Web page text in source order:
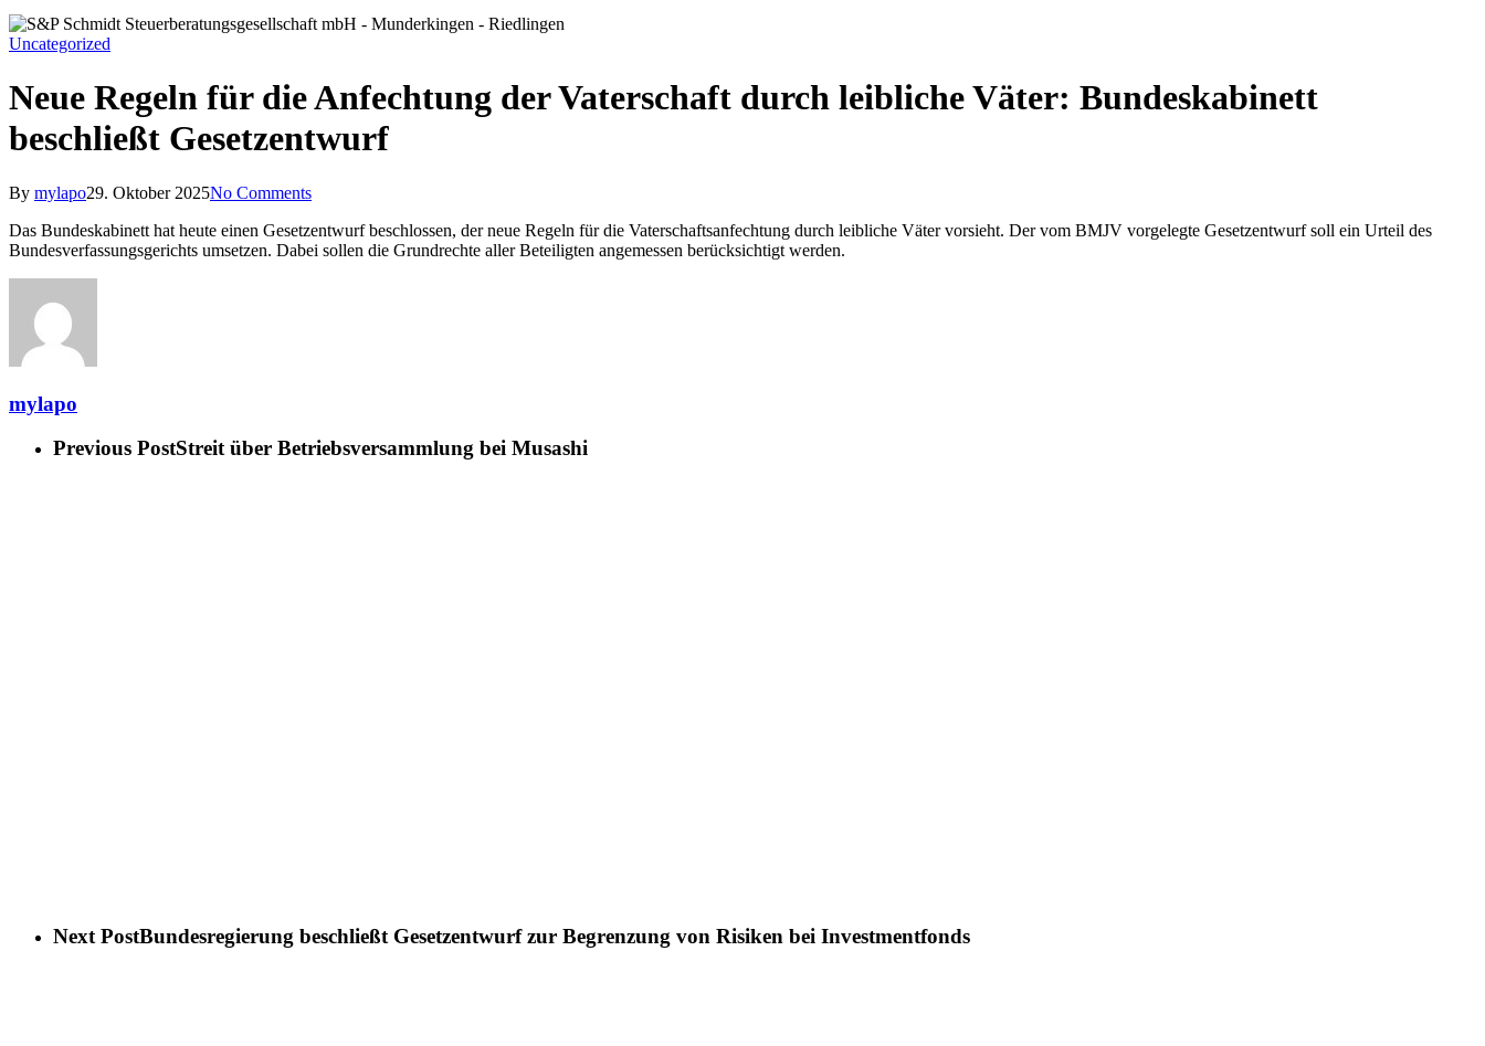
Uncategorized
Neue Regeln für die Anfechtung der Vaterschaft durch leibliche Väter: Bundeskabinett
beschließt Gesetzentwurf
By mylapo29. Oktober 2025No Comments
Das Bundeskabinett hat heute einen Gesetzentwurf beschlossen, der neue Regeln für die Vaterschaftsanfechtung durch leibliche Väter vorsieht. Der vom BMJV vorgelegte Gesetzentwurf soll ein Urteil des
Bundesverfassungsgerichts umsetzen. Dabei sollen die Grundrechte aller Beteiligten angemessen berücksichtigt werden.
mylapo
Previous PostStreit über Betriebsversammlung bei Musashi
Next PostBundesregierung beschließt Gesetzentwurf zur Begrenzung von Risiken bei Investmentfonds